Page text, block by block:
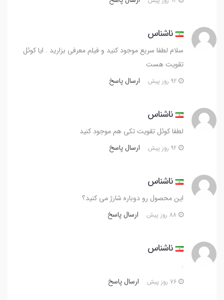
ناشناس
سلام لطفا سریع موجود کنید و فیلم معرفی بزارید . ایا کوئل
تقویت هست
ارسال پاسخ
ناشناس
لطفا کوئل تقویت تکی هم موجود کنید
ارسال پاسخ
ناشناس
این محصول رو دوباره شارژ می کنید؟
ارسال پاسخ
ناشناس
.
ارسال پاسخ